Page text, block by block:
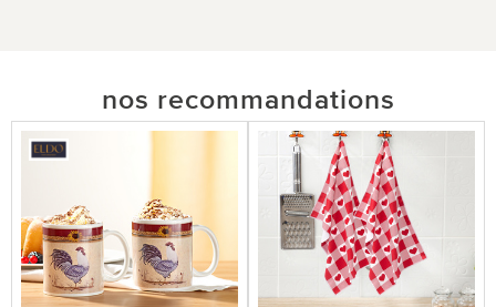
nos recommandations